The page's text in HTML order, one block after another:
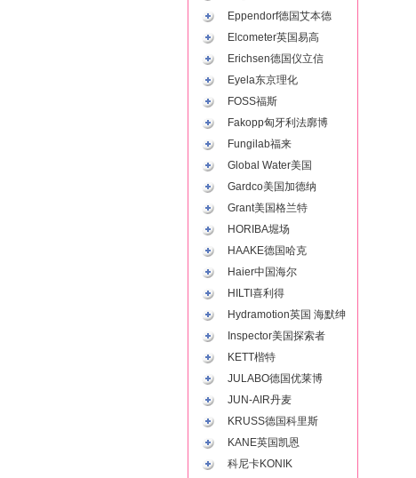
Eppendorf德国艾本德
Elcometer英国易高
Erichsen德国仪立信
Eyela东京理化
FOSS福斯
Fakopp匈牙利法廓博
Fungilab福来
Global Water美国
Gardco美国加德纳
Grant美国格兰特
HORIBA堀场
HAAKE德国哈克
Haier中国海尔
HILTI喜利得
Hydramotion英国 海默绅
Inspector美国探索者
KETT楷特
JULABO德国优莱博
JUN-AIR丹麦
KRUSS德国科里斯
KANE英国凯恩
科尼卡KONIK